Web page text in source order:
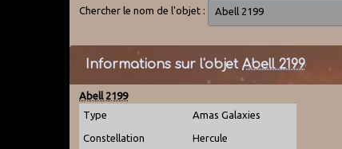
Chercher le nom de l'objet :
Informations sur l'objetAbell 2199
Abell 2199
Type
Amas Galaxies
Constellation Hercule